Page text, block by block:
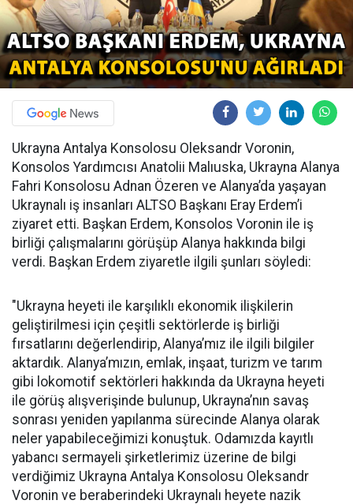
Ukrayna Antalya Konsolosu Oleksandr Voronin,
Konsolos Yardımcısı Anatolii Malıuska, Ukrayna Alanya
Fahri Konsolosu Adnan Özeren ve Alanya’da yaşayan
Ukraynalı iş insanları ALTSO Başkanı Eray Erdem’i
ziyaret etti. Başkan Erdem, Konsolos Voronin ile iş
birliği çalışmalarını görüşüp Alanya hakkında bilgi
verdi. Başkan Erdem ziyaretle ilgili şunları söyledi:
"Ukrayna heyeti ile karşılıklı ekonomik ilişkilerin
geliştirilmesi için çeşitli sektörlerde iş birliği
fırsatlarını değerlendirip, Alanya’mız ile ilgili bilgiler
aktardık. Alanya’mızın, emlak, inşaat, turizm ve tarım
gibi lokomotif sektörleri hakkında da Ukrayna heyeti
ile görüş alışverişinde bulunup, Ukrayna’nın savaş
sonrası yeniden yapılanma sürecinde Alanya olarak
neler yapabileceğimizi konuştuk. Odamızda kayıtlı
yabancı sermayeli şirketlerimiz üzerine de bilgi
verdiğimiz Ukrayna Antalya Konsolosu Oleksandr
Voronin ve beraberindeki Ukraynalı heyete nazik